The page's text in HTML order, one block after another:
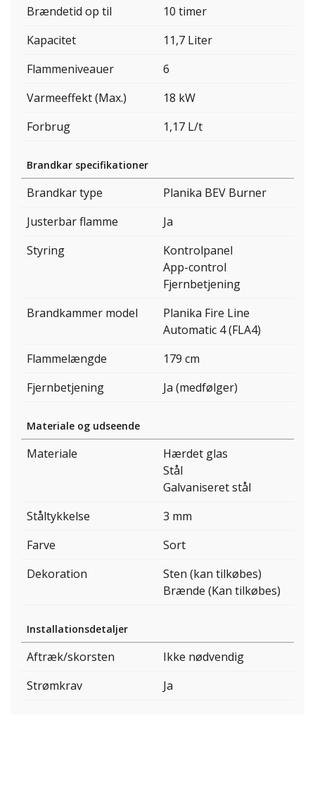
Brændetid op til
10 timer
Kapacitet
11,7 Liter
Flammeniveauer
6
Varmeeffekt (Max.)
18 kW
Forbrug
1,17 L/t
Brandkar specifikationer
Brandkar type
Planika BEV Burner
Justerbar flamme
Ja
Styring
Kontrolpanel
App-control
Fjernbetjening
Brandkammer model
Planika Fire Line
Automatic 4 (FLA4)
Flammelængde
179 cm
Fjernbetjening
Ja (medfølger)
Materiale og udseende
Materiale
Hærdet glas
Stål
Galvaniseret stål
Ståltykkelse
3 mm
Farve
Sort
Dekoration
Sten (kan tilkøbes)
Brænde (Kan tilkøbes)
Installationsdetaljer
Aftræk/skorsten
Ikke nødvendig
Strømkrav
Ja